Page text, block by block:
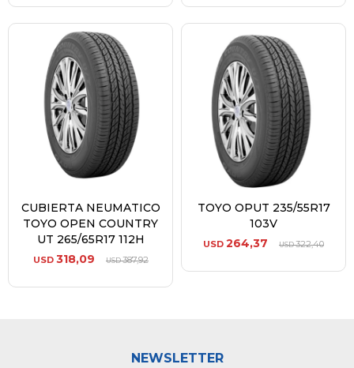
CUBIERTA NEUMATICO
TOYO OPEN COUNTRY
UT 265/65R17 112H
USD 318,09 USD387,92
TOYO OPUT 235/55R17
103V
USD 264,37 USD322,40
NEWSLETTER